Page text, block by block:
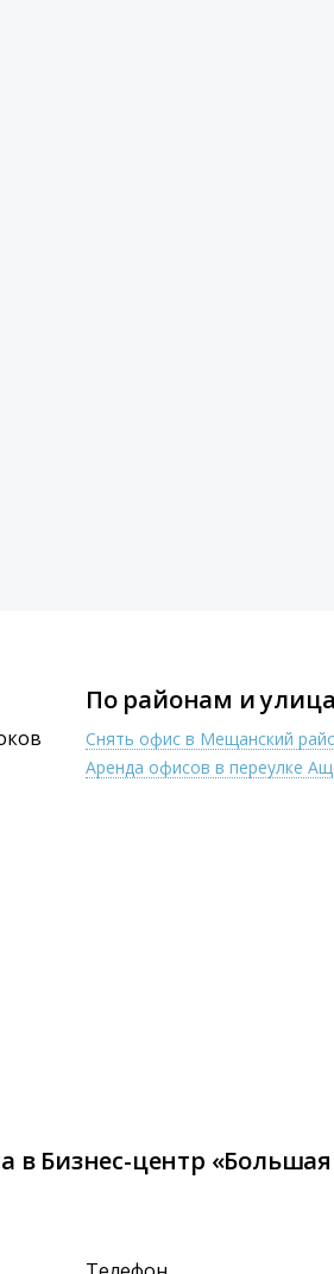
По районам и
Снять офис в Мещанский
Аренда офисов в переулке
Бизнес-центр «Большая